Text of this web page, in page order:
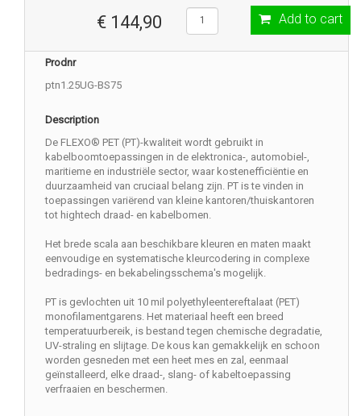
€ 144,90 Add to cart
Prodnr
ptn1.25UG-BS75
Description
De FLEXO® PET (PT)-kwaliteit wordt gebruikt in
kabelboomtoepassingen in de elektronica-, automobiel-,
maritieme en industriële sector, waar kostenefficiëntie en
duurzaamheid van cruciaal belang zijn. PT is te vinden in
toepassingen variërend van kleine kantoren/thuiskantoren
tot hightech draad- en kabelbomen.
Het brede scala aan beschikbare kleuren en maten maakt
eenvoudige en systematische kleurcodering in complexe
bedradings- en bekabelingsschema's mogelijk.
PT is gevlochten uit 10 mil polyethyleentereftalaat (PET)
monofilamentgarens. Het materiaal heeft een breed
temperatuurbereik, is bestand tegen chemische degradatie,
UV-straling en slijtage. De kous kan gemakkelijk en schoon
worden gesneden met een heet mes en zal, eenmaal
geïnstalleerd, elke draad-, slang- of kabeltoepassing
verfraaien en beschermen.